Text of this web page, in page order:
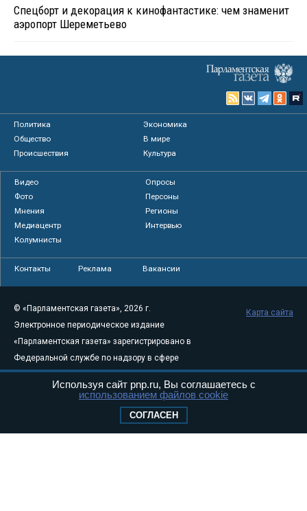
Спецборт и декорация к кинофантастике: чем знаменит
аэропорт Шереметьево
Политика
Экономика
Общество
В мире
Происшествия
Культура
Видео
Опросы
Фото
Персоны
Мнения
Регионы
Медиацентр
Интервью
Колумнисты
Контакты Реклама Вакансии
© «Парламентская газета», 2026 г.
Электронное периодическое издание
«Парламентская газета» зарегистрировано в
Федеральной службе по надзору в сфере
связи, информационных технологий и
массовых коммуникаций (Роскомнадзор) 05
Свидетельство о регистрации Эл № ФС77-
Карта сайта
Используя сайт pnp.ru, Вы соглашаетесь с
использованием файлов cookie
СОГЛАСЕН